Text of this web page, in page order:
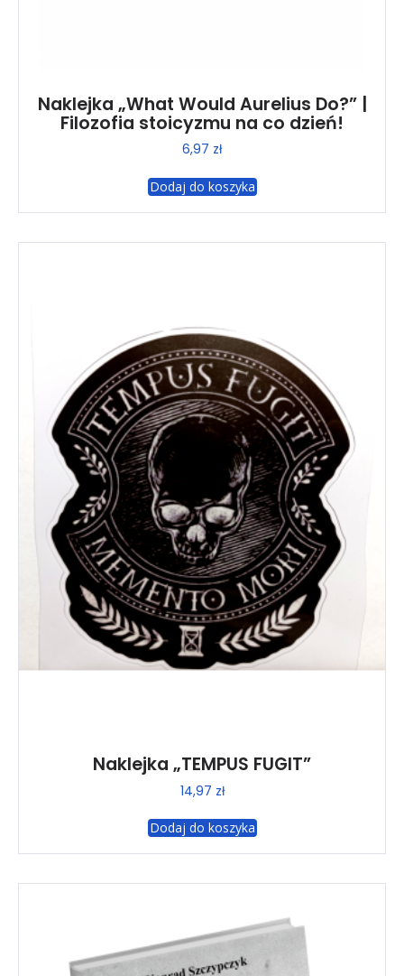
Naklejka „What Would Aurelius Do?” |
Filozofia stoicyzmu na co dzień!
6,97 zł
Dodaj do koszyka
Naklejka „TEMPUS FUGIT”
14,97 zł
Dodaj do koszyka